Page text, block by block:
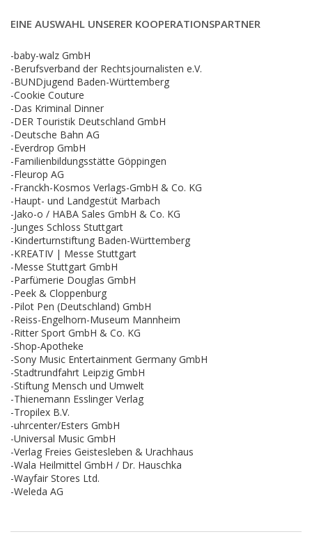
EINE AUSWAHL UNSERER KOOPERATIONSPARTNER
-baby-walz GmbH
-Berufsverband der Rechtsjournalisten e.V.
-BUNDjugend Baden-Württemberg
-Cookie Couture
-Das Kriminal Dinner
-DER Touristik Deutschland GmbH
-Deutsche Bahn AG
-Everdrop GmbH
-Familienbildungsstätte Göppingen
-Fleurop AG
-Franckh-Kosmos Verlags-GmbH & Co. KG
-Haupt- und Landgestüt Marbach
-Jako-o / HABA Sales GmbH & Co. KG
-Junges Schloss Stuttgart
-Kinderturnstiftung Baden-Württemberg
-KREATIV | Messe Stuttgart
-Messe Stuttgart GmbH
-Parfümerie Douglas GmbH
-Peek & Cloppenburg
-Pilot Pen (Deutschland) GmbH
-Reiss-Engelhorn-Museum Mannheim
-Ritter Sport GmbH & Co. KG
-Shop-Apotheke
-Sony Music Entertainment Germany GmbH
-Stadtrundfahrt Leipzig GmbH
-Stiftung Mensch und Umwelt
-Thienemann Esslinger Verlag
-Tropilex B.V.
-uhrcenter/Esters GmbH
-Universal Music GmbH
-Verlag Freies Geistesleben & Urachhaus
-Wala Heilmittel GmbH / Dr. Hauschka
-Wayfair Stores Ltd.
-Weleda AG